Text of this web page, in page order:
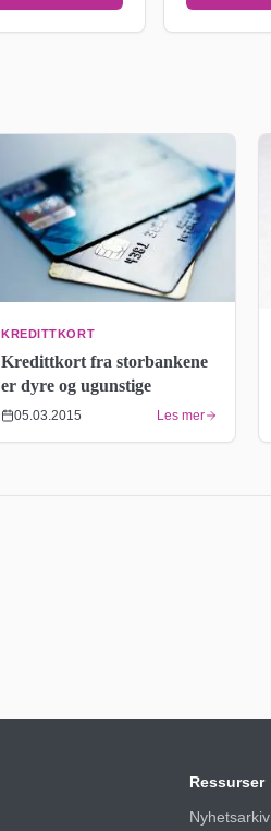
KREDITTKORT
Kredittkort fra storbankene
er dyre og ugunstige
05.03.2015 Les mer
Ressurser
Nyhetsarkiv